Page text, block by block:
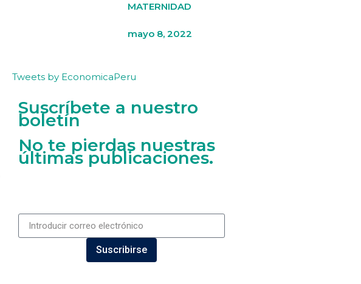
MATERNIDAD
mayo 8, 2022
Tweets by EconomicaPeru
Suscríbete a nuestro
boletín
No te pierdas nuestras
últimas publicaciones.
Suscribirse